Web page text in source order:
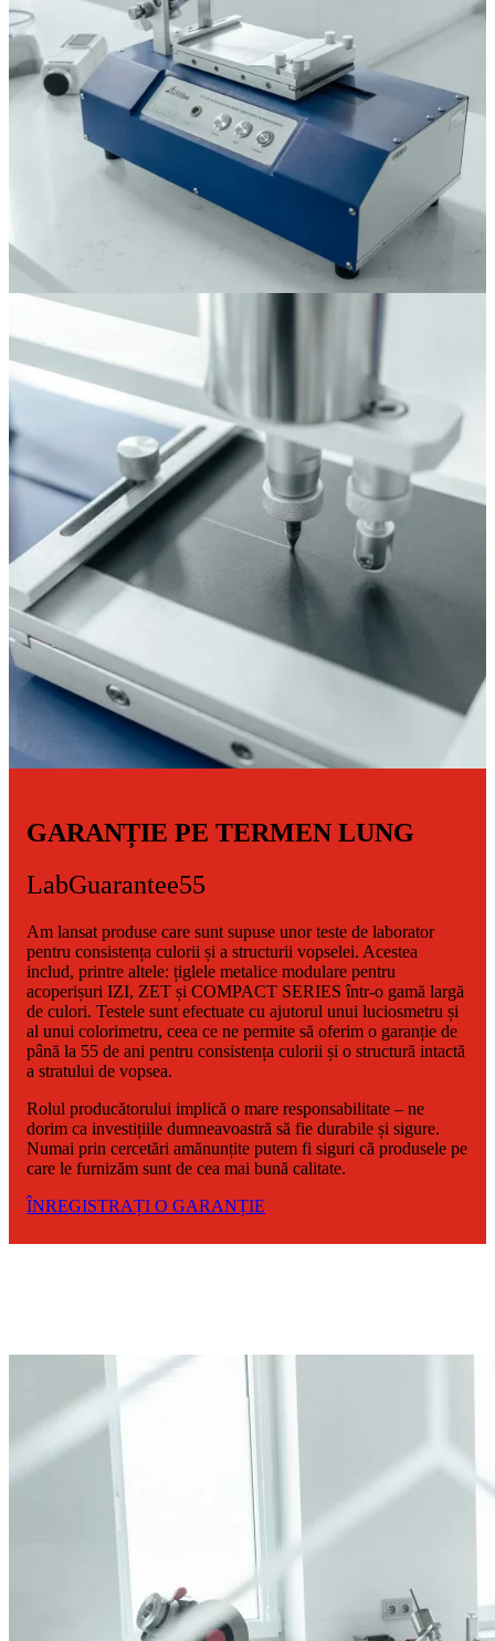
GARANȚIE PE TERMEN LUNG
LabGuarantee55
Am lansat produse care sunt supuse unor teste de laborator
pentru consistența culorii și a structurii vopselei. Acestea
includ, printre altele: țiglele metalice modulare pentru
acoperișuri IZI, ZET și COMPACT SERIES într-o gamă largă
de culori. Testele sunt efectuate cu ajutorul unui luciosmetru și
al unui colorimetru, ceea ce ne permite să oferim o garanție de
până la 55 de ani pentru consistența culorii și o structură intactă
a stratului de vopsea.
Rolul producătorului implică o mare responsabilitate – ne
dorim ca investițiile dumneavoastră să fie durabile și sigure.
Numai prin cercetări amănunțite putem fi siguri că produsele pe
care le furnizăm sunt de cea mai bună calitate.
ÎNREGISTRAȚI O GARANȚIE